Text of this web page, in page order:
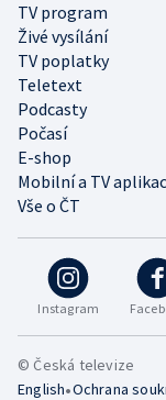
Instagram
TV program
Živé vysílání
TV poplatky
Teletext
Podcasty
Počasí
E-shop
Mobilní a TV
Vše o ČT
© Česká televize
English•Ochrana